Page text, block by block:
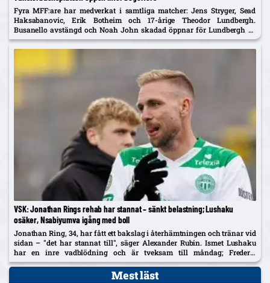
Fyra MFF:are har medverkat i samtliga matcher: Jens Stryger, Sead
Haksabanovic, Erik Botheim och 17-årige Theodor Lundbergh.
Busanello avstängd och Noah John skadad öppnar för Lundbergh vs
Johan Karlsson om vänsterbacken.
VSK: Jonathan Rings rehab har stannat – sänkt belastning; Lushaku
osäker, Nsabiyumva igång med boll
Jonathan Ring, 34, har fått ett bakslag i återhämtningen och tränar vid
sidan – "det har stannat till", säger Alexander Rubin. Ismet Lushaku
har en inre vadblödning och är tveksam till måndag; Frederic
Nsabiyumva har påbörjat individuella bollpass.
Mest läst